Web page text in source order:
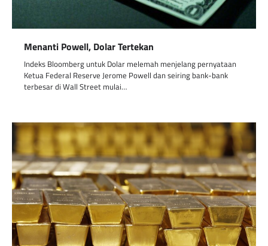
Menanti Powell, Dolar Tertekan
Indeks Bloomberg untuk Dolar melemah menjelang pernyataan
Ketua Federal Reserve Jerome Powell dan seiring bank-bank
terbesar di Wall Street mulai…